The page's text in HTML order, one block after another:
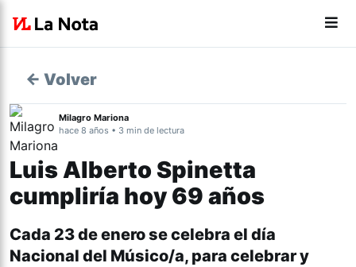
← Volver
Milagro Mariona
hace 8 años • 3 min de lectura
Luis Alberto Spinetta
cumpliría hoy 69 años
Cada 23 de enero se celebra el día
Nacional del Músico/a, para celebrar y